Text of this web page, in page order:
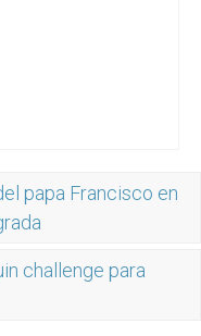
papa Francisco en
challenge para